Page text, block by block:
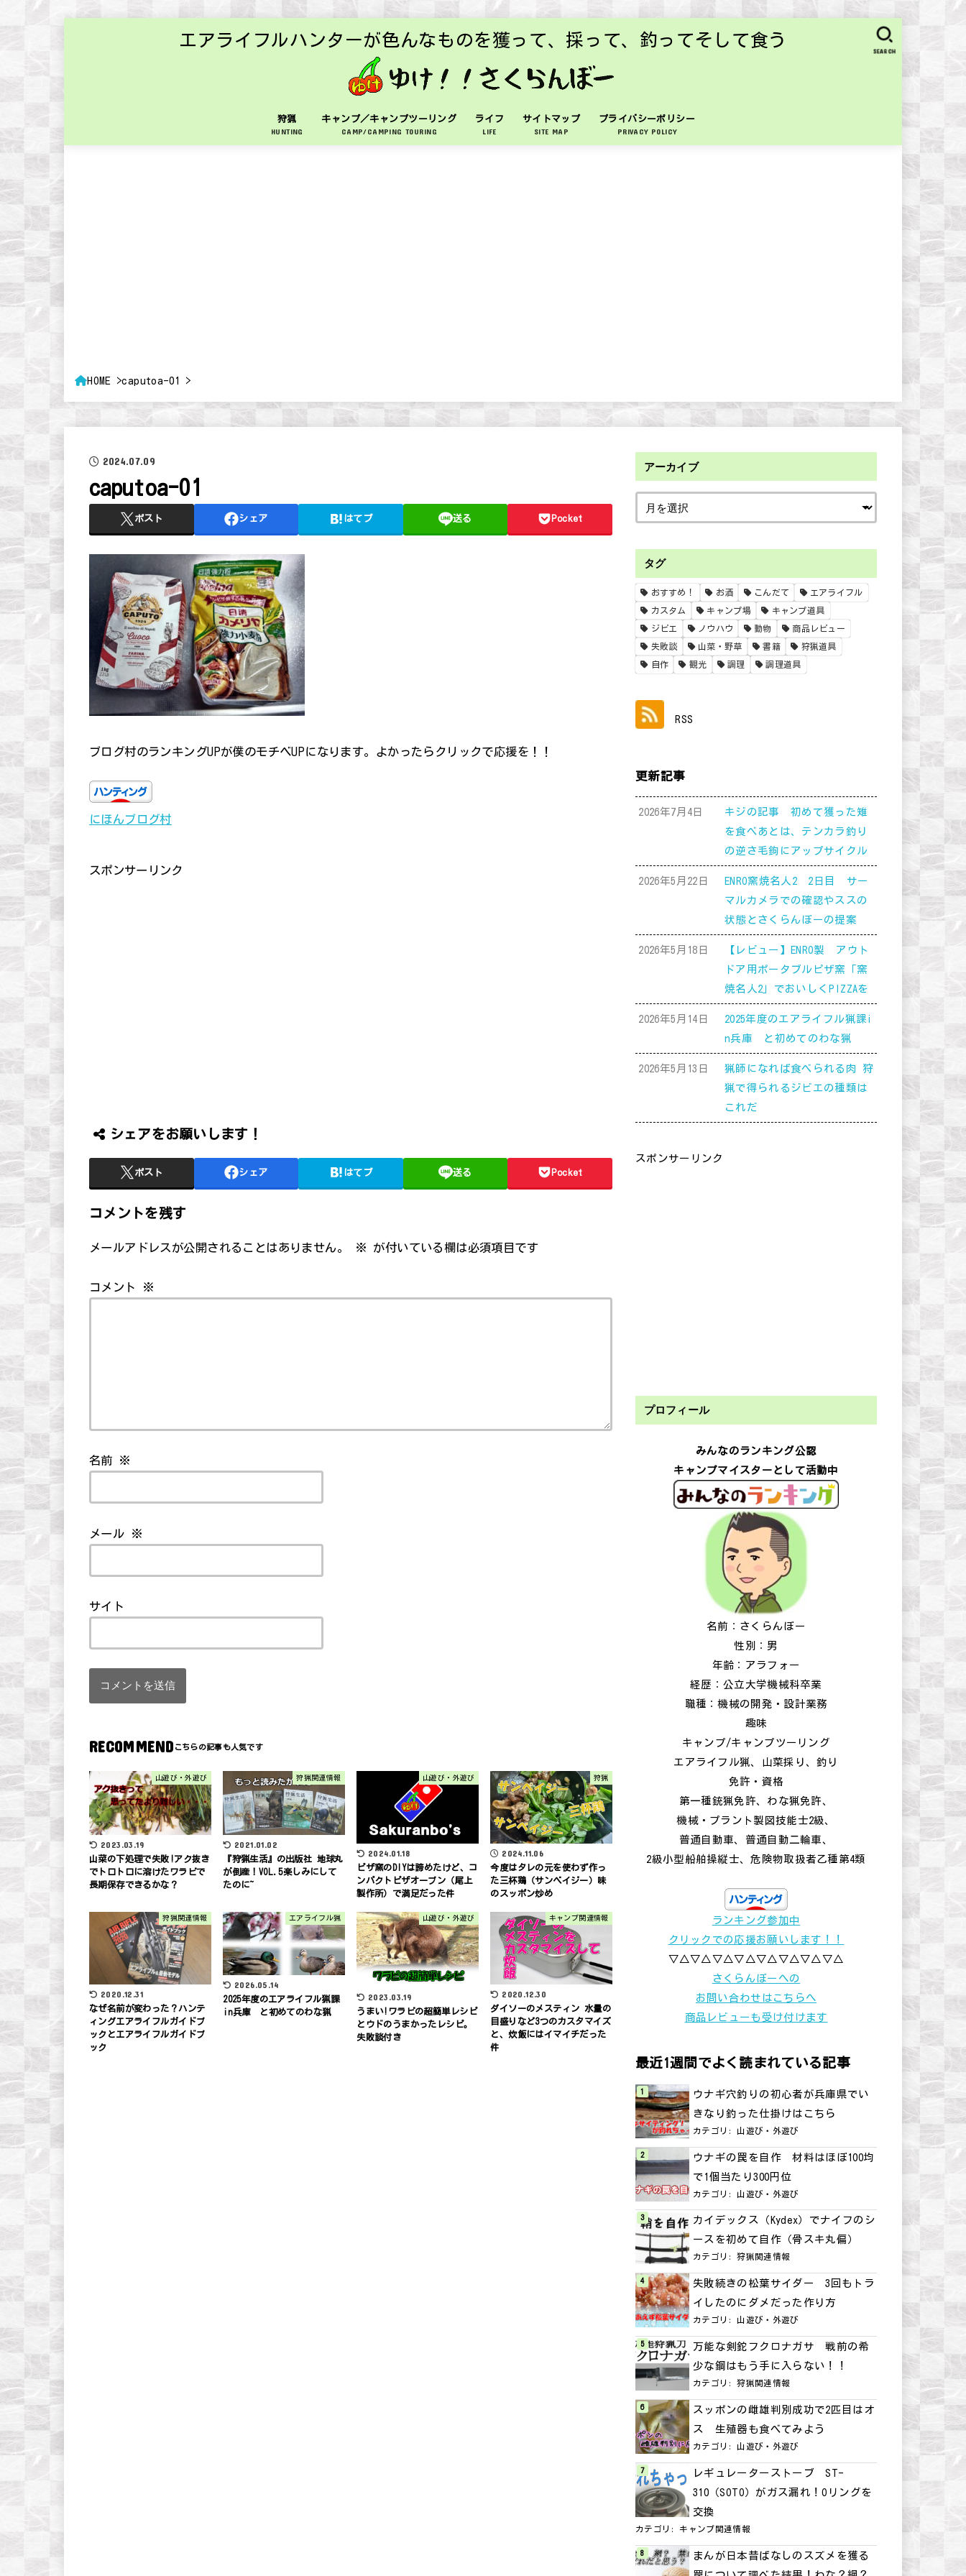
エアライフルハンターが色んなものを獲って、採って、釣ってそして食う
狩猟
HUNTING
キャンプ／キャンプツーリング
CAMP/CAMPING TOURING
ライフ
LIFE
サイトマップ
SITE MAP
プライバシーポリシー
PRIVACY POLICY
SEARCH
HOME caputoa-01
2024.07.09
caputoa-01
ポスト シェア はてブ 送る Pocket
ブログ村のランキングUPが僕のモチベUPになります。よかったらクリックで応援を！！
にほんブログ村
スポンサーリンク
シェアをお願いします！
ポスト シェア はてブ 送る Pocket
コメントを残す
メールアドレスが公開されることはありません。 ※ が付いている欄は必須項目です
コメント ※
名前 ※
メール ※
サイト
RECOMMEND
山遊び・外遊び
2023.03.19
山菜の下処理で失敗!アク抜き
でトロトロに溶けたワラビで
長期保存できるかな？
狩猟関連情報
2021.01.02
『狩猟生活』の出版社 地球丸
が倒産！VOL.5楽しみにして
たのに~
山遊び・外遊び
2024.01.18
ピザ窯のDIYは諦めたけど、コ
ンパクトピザオーブン（尾上
製作所）で満足だった件
狩猟
2024.11.06
今度はタレの元を使わず作っ
た三杯鶏（サンベイジー）味
のスッポン炒め
狩猟関連情報
2020.12.31
なぜ名前が変わった？ハンテ
ィングエアライフルガイドブ
ックとエアライフルガイドブ
ック
エアライフル猟
2026.05.14
2025年度のエアライフル猟課
in兵庫 と初めてのわな猟
山遊び・外遊び
2023.03.19
うまい!ワラビの超簡単レシピ
とウドのうまかったレシピ。
失敗談付き
キャンプ関連情報
2020.12.30
ダイソーのメスティン 水量の
目盛りなど3つのカスタマイズ
と、炊飯にはイマイチだった
件
アーカイブ
タグ
おすすめ！ お酒 こんだて エアライフル
カスタム キャンプ場 キャンプ道具
ジビエ ノウハウ 動物 商品レビュー
失敗談 山菜・野草 書籍 狩猟道具
自作 観光 調理 調理道具
RSS
更新記事
2026年7月4日
キジの記事 初めて獲った雉
を食べあとは、テンカラ釣り
の逆さ毛鉤にアップサイクル
2026年5月22日
ENRO窯焼名人2 2日目 サー
マルカメラでの確認やススの
状態とさくらんぼーの提案
2026年5月18日
【レビュー】ENRO製 アウト
ドア用ポータブルピザ窯「窯
焼名人2」でおいしくPIZZAを
2026年5月14日
2025年度のエアライフル猟課i
n兵庫 と初めてのわな猟
2026年5月13日
猟師になれば食べられる肉 狩
猟で得られるジビエの種類は
これだ
スポンサーリンク
プロフィール
みんなのランキング公認
キャンプマイスターとして活動中
名前：さくらんぼー
性別：男
年齢：アラフォー
経歴：公立大学機械科卒業
職種：機械の開発・設計業務
趣味
キャンプ/キャンプツーリング
エアライフル猟、山菜採り、釣り
免許・資格
第一種銃猟免許、わな猟免許、
機械・プラント製図技能士2級、
普通自動車、普通自動二輪車、
2級小型船舶操縦士、危険物取扱者乙種第4類
ランキング参加中
クリックでの応援お願いします！！
▽△▽△▽△▽△▽△▽△▽△▽△
さくらんぼーへの
お問い合わせはこちらへ
商品レビューも受け付けます
最近1週間でよく読まれている記事
ウナギ穴釣りの初心者が兵庫県でい
きなり釣った仕掛けはこちら
カテゴリ: 山遊び・外遊び
ウナギの罠を自作 材料はほぼ100均
で1個当たり300円位
カテゴリ: 山遊び・外遊び
カイデックス（Kydex）でナイフのシ
ースを初めて自作（骨スキ丸偏）
カテゴリ:狩猟関連情報
失敗続きの松葉サイダー 3回もトラ
イしたのにダメだった作り方
カテゴリ: 山遊び・外遊び
万能な剣鉈フクロナガサ 戦前の希
少な鋼はもう手に入らない！！
カテゴリ:狩猟関連情報
スッポンの雌雄判別成功で2匹目はオ
ス 生殖器も食べてみよう
カテゴリ: 山遊び・外遊び
レギュレーターストーブ ST-
310（SOTO）がガス漏れ！Oリングを
交換
カテゴリ:キャンプ関連情報
まんが日本昔ばなしのスズメを獲る